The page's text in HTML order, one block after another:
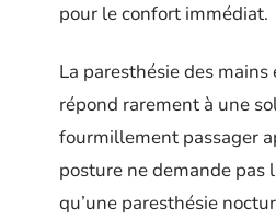
pour le confort immédiat.
La paresthésie des mains
répond rarement à une
fourmillement passager
posture ne demande pas
qu’une paresthésie